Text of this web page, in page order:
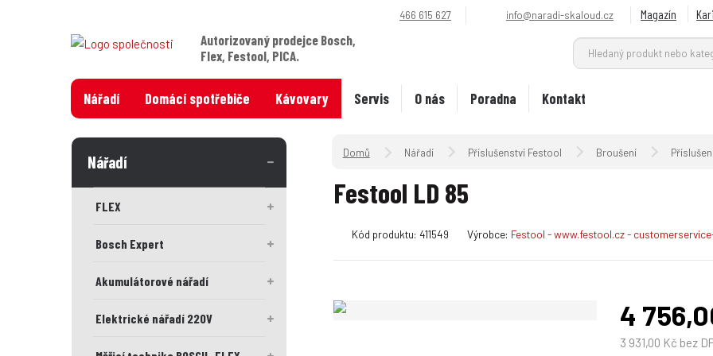
466 615 627 info@naradi-skaloud.cz Magazín
Autorizovaný prodejce Bosch,
Flex, Festool, PICA.
Nářadí Domácí spotřebiče Kávovary Servis O nás Poradna Kontakt
Úvodní strana
Nářadí Příslušenství Festool Broušení
Festool LD 85
Kód produktu: 411549
K
Výrobce: Festool - www.festool.cz -
4
3 931,00 Kč bez
Nářadí
FLEX
Bosch Expert
Akumulátorové nářadí
Elektrické nářadí 220V